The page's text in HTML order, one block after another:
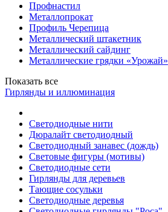
Профнастил
Металлопрокат
Профиль Черепица
Металлический штакетник
Металлический сайдинг
Металлические грядки «Урожай»
Показать все
Гирлянды и иллюминация
Светодиодные нити
Дюралайт светодиодный
Светодиодный занавес (дождь)
Световые фигуры (мотивы)
Светодиодные сети
Гирлянды для деревьев
Тающие сосульки
Светодиодные деревья